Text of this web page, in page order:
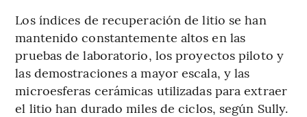
Los índices de recuperación de litio se han
mantenido constantemente altos en las
pruebas de laboratorio, los proyectos piloto y
las demostraciones a mayor escala, y las
microesferas cerámicas utilizadas para extraer
el litio han durado miles de ciclos, según Sully.